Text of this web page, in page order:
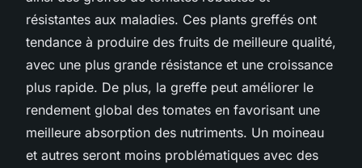
résistantes aux maladies. Ces plants greffés ont
tendance à produire des fruits de meilleure qualité,
avec une plus grande résistance et une croissance
plus rapide. De plus, la greffe peut améliorer le
rendement global des tomates en favorisant une
meilleure absorption des nutriments. Un moineau
et autres seront moins problématiques avec des